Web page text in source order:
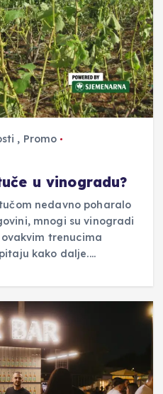
, Promo
u vinogradu?
nedavno poharalo
mnogi su vinogradi
trenucima
kako dalje.…